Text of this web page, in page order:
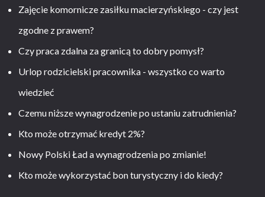
Zajęcie komornicze zasiłku macierzyńskiego - czy jest
zgodne z prawem?
Czy praca zdalna za granicą to dobry pomysł?
Urlop rodzicielski pracownika - wszystko co warto
wiedzieć
Czemu niższe wynagrodzenie po ustaniu zatrudnienia?
Kto może otrzymać kredyt 2%?
Nowy Polski Ład a wynagrodzenia po zmianie!
Kto może wykorzystać bon turystyczny i do kiedy?